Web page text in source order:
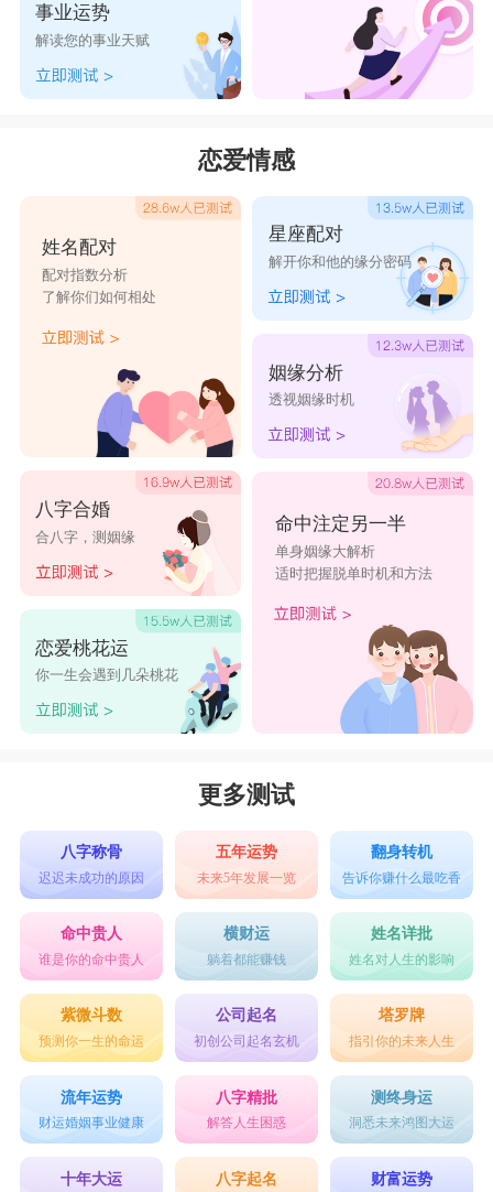
事业运势
解读您的事业天赋
恋爱情感
姓名配对
配对指数分析
了解你们如何相处
八字合婚
合八字，测姻缘
恋爱桃花运
你一生会遇到几朵桃花
星座配对
解开你和他的缘分密码
姻缘分析
透视姻缘时机
命中注定另一半
单身姻缘大解析
适时把握脱单时机和方法
更多测试
八字称骨
迟迟未成功的原因
五年运势
未来5年发展一览
翻身转机
告诉你赚什么最吃香
命中贵人
谁是你的命中贵人
横财运
躺着都能赚钱
姓名详批
姓名对人生的影响
紫微斗数
预测你一生的命运
公司起名
初创公司起名玄机
塔罗牌
指引你的未来人生
流年运势
财运婚姻事业健康
八字精批
解答人生困惑
测终身运
洞悉未来鸿图大运
十年大运 八字起名 财富运势